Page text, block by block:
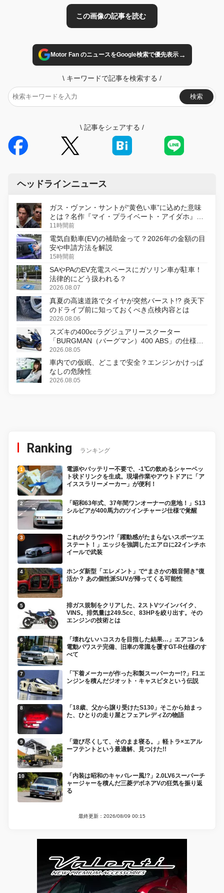
Motor Fan のニュースをGoogle検索で優先表示→
\ キーワードで記事を検索する /
検索
\ 記事をシェアする /
ヘッドラインニュース
ガス・ヴァン・サントが“黄色い車”に込めた意味
とは？名作『マイ・プライベート・アイダホ』が
初のデジタルリマスター版で復活
11時間前
電気自動車(EV)の補助金って？2026年の金額の目
安や申請方法を解説
15時間前
SAやPAのEV充電スペースにガソリン車が駐車！
法律的にどう扱われる？
2026.08.07
真夏の高速道路でタイヤが突然バースト!? 炎天下
のドライブ前に知っておくべき点検内容とは
2026.08.06
スズキの400ccラグジュアリースクーター
「BURGMAN（バーグマン）400 ABS」の仕様を
変更し、8月18日に発売
2026.08.05
車内での仮眠、どこまで安全？エンジンかけっぱ
なしの危険性
2026.08.05
Ranking ランキング
電源やバッテリー不要で、-1℃の飲めるシャーベッ
ト状ドリンクを生成。現場作業やアウトドアに「ア
イススラリーメーカー」が便利！
「昭和63年式、37年間ワンオーナーの意地！」S13
シルビアが400馬力のツインチャージ仕様で覚醒
これがクラウン!?「躍動感がたまらないスポーツエ
ステート！」エッジを強調したエアロに22インチホ
イールで武装
ホンダ新型「エレメント」で“まさかの観音開き”復
活か？ あの個性派SUVが帰ってくる可能性
排ガス規制をクリアした、2ストVツインバイク、
VINS。排気量は249.5cc、83HPを絞り出す。その
エンジンの技術とは
「壊れないハコスカを目指した結果…」エアコン＆
電動パワステ完備、旧車の常識を覆すGT-R仕様のす
べて
「下着メーカーが作った和製スーパーカー!?」F1エ
ンジンを積んだジオット・キャスピタという伝説
「18歳、父から譲り受けたS130」そこから始まっ
た、ひとりの走り屋とフェアレディZの物語
「遊び尽くして、そのまま寝る。」軽トラ×エアル
ーフテントという最適解、見つけた!!
「内装は昭和のキャバレー風!?」2.0LV6スーパーチ
ャージャーを積んだ三菱デボネアVの狂気を振り返
る
最終更新：2026/08/09 00:15